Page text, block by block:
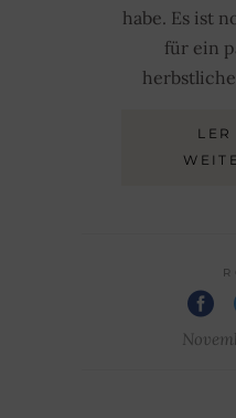
habe. Es ist
für ein